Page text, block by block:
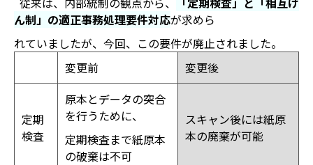
ん制」 の適正事務処理要件対応が求めら
れていましたが、今回、この要件が廃止されました。
変更前
変更後
定期
検査
原本とデータの突合
を行うために、
定期検査まで紙原本
の破棄は不可
スキャン後には紙原
本の廃棄が可能